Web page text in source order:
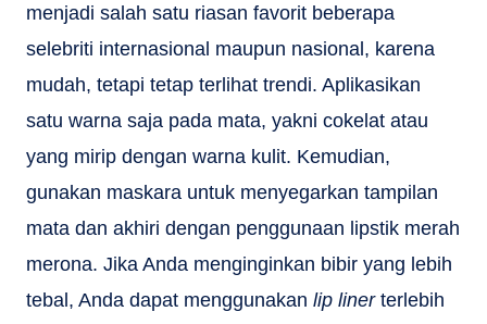
menjadi salah satu riasan favorit beberapa
selebriti internasional maupun nasional, karena
mudah, tetapi tetap terlihat trendi. Aplikasikan
satu warna saja pada mata, yakni cokelat atau
yang mirip dengan warna kulit. Kemudian,
gunakan maskara untuk menyegarkan tampilan
mata dan akhiri dengan penggunaan lipstik merah
merona. Jika Anda menginginkan bibir yang lebih
tebal, Anda dapat menggunakan lip liner terlebih